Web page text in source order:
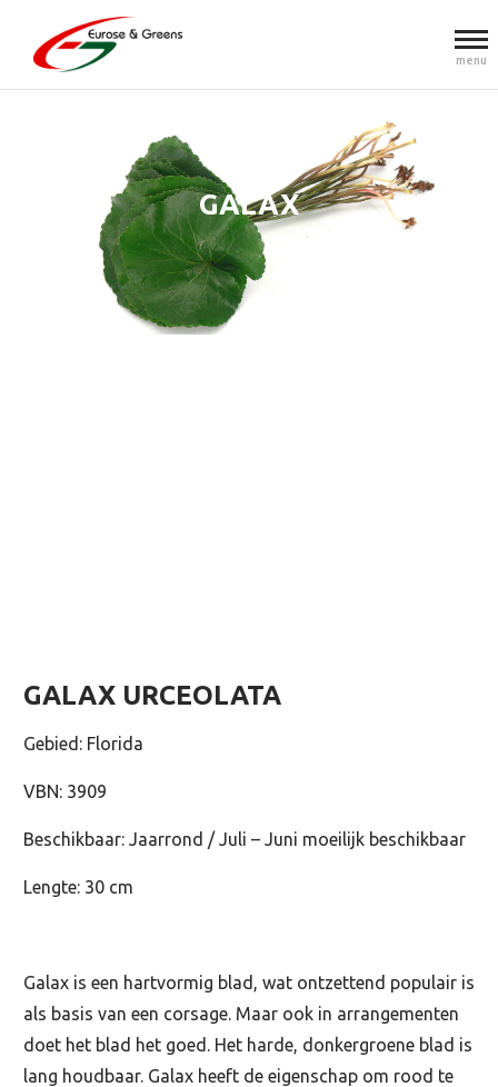
menu
GALAX
GALAX URCEOLATA
Gebied: Florida
VBN: 3909
Beschikbaar: Jaarrond / Juli – Juni moeilijk beschikbaar
Lengte: 30 cm
Galax is een hartvormig blad, wat ontzettend populair is
als basis van een corsage. Maar ook in arrangementen
doet het blad het goed. Het harde, donkergroene blad is
lang houdbaar. Galax heeft de eigenschap om rood te